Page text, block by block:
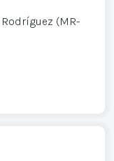
(MR-